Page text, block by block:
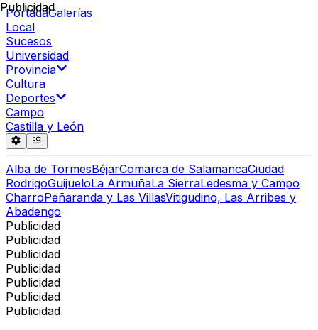
PortadaGalerías
Local
Sucesos
Universidad
Provincia
Cultura
Deportes
Campo
Castilla y León
Alba de TormesBéjarComarca de SalamancaCiudad
RodrigoGuijueloLa ArmuñaLa SierraLedesma y Campo
CharroPeñaranda y Las VillasVitigudino, Las Arribes y
Abadengo
Publicidad
Publicidad
Publicidad
Publicidad
Publicidad
Publicidad
Publicidad
Publicidad
Publicidad